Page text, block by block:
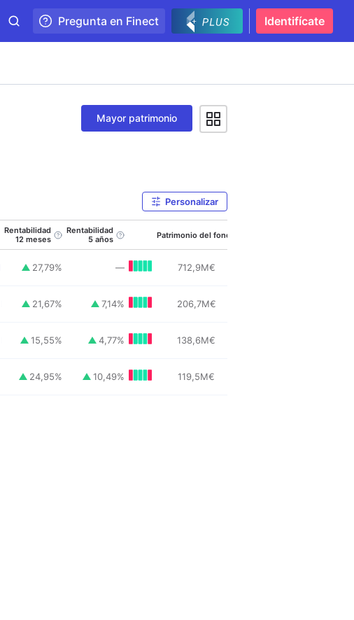
Pregunta en Finect Identifícate
Mayor patrimonio
Personalizar
Rentabilidad
12 meses
Rentabilidad
5 años
Patrimonio del fondo
27,79% — 712,9M€
21,67% 7,14% 206,7M€
15,55% 4,77% 138,6M€
24,95% 10,49% 119,5M€